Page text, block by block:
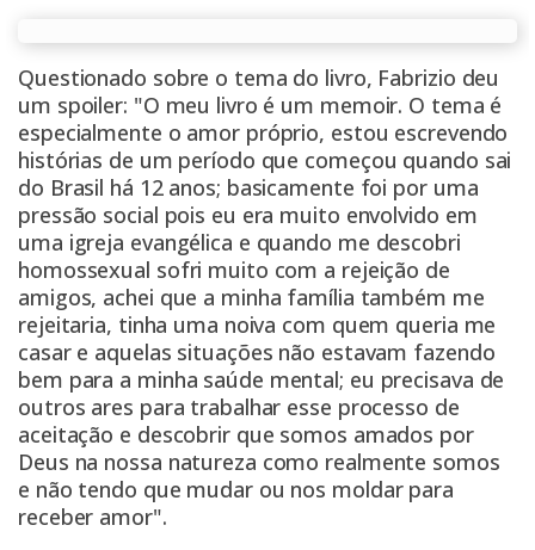
Questionado sobre o tema do livro, Fabrizio deu
um spoiler: "O meu livro é um memoir. O tema é
especialmente o amor próprio, estou escrevendo
histórias de um período que começou quando sai
do Brasil há 12 anos; basicamente foi por uma
pressão social pois eu era muito envolvido em
uma igreja evangélica e quando me descobri
homossexual sofri muito com a rejeição de
amigos, achei que a minha família também me
rejeitaria, tinha uma noiva com quem queria me
casar e aquelas situações não estavam fazendo
bem para a minha saúde mental; eu precisava de
outros ares para trabalhar esse processo de
aceitação e descobrir que somos amados por
Deus na nossa natureza como realmente somos
e não tendo que mudar ou nos moldar para
receber amor".